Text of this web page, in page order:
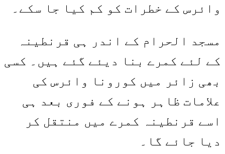
وائرس کے خطرات کو کم کیا جا سکے۔
مسجد الحرام کے اندر ہی قرنطینہ
کے لئے کمرے بنا دیئے گئے ہیں۔ کسی
بھی زائر میں کورونا وائرس کی
علامات ظاہر ہونے کے فوری بعد ہی
اسے قرنطینہ کمرے میں منتقل کر
دیا جائے گا۔